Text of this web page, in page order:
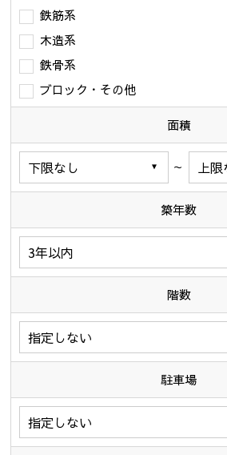
鉄筋系
木造系
鉄骨系
ブロック・その他
面積
～
築年数
階数
駐車場